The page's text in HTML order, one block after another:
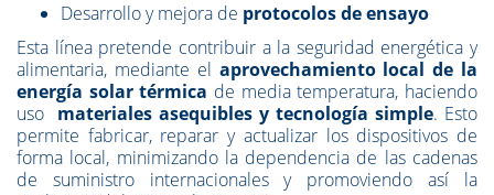
Desarrollo y mejora de protocolos de ensayo
Esta línea pretende contribuir a la seguridad energética y
alimentaria, mediante el aprovechamiento local de la
energía solar térmica de media temperatura, haciendo
uso materiales asequibles y tecnología simple. Esto
permite fabricar, reparar y actualizar los dispositivos de
forma local, minimizando la dependencia de las cadenas
de suministro internacionales y promoviendo así la